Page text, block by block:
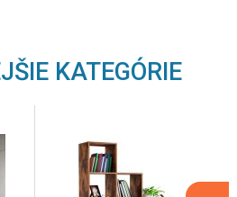
KATEGÓRIE